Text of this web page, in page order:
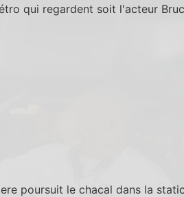
qui regardent soit l'acteur
poursuit le chacal dans la